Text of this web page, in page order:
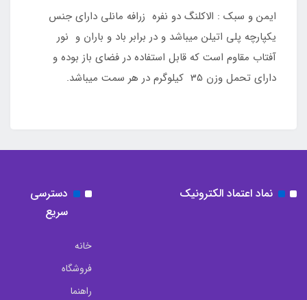
ایمن و سبک : الاکلنگ دو نفره زرافه مانلی دارای جنس
یکپارچه پلی اتیلن میباشد و در برابر باد و باران و نور
آفتاب مقاوم است که قابل استفاده در فضای باز بوده و
دارای تحمل وزن 35 کیلوگرم در هر سمت میباشد.
نماد اعتماد الکترونیک
دسترسی
سریع
خانه
فروشگاه
راهنما